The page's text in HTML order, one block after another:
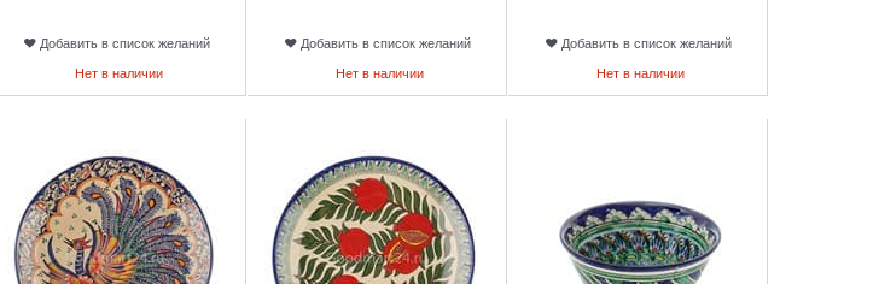
Добавить в список желаний
Нет в наличии
Добавить в список желаний
Нет в наличии
Добавить в список желаний
Нет в наличии